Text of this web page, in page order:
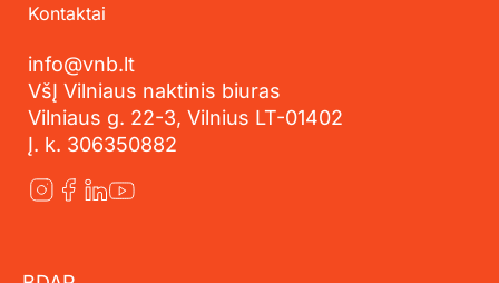
Kontaktai
info@vnb.lt
VšĮ Vilniaus naktinis biuras
Vilniaus g. 22-3, Vilnius LT-01402
Į. k. 306350882